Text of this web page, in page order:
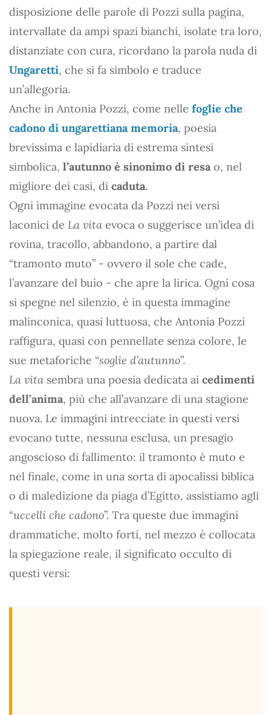
disposizione delle parole di Pozzi sulla pagina,
intervallate da ampi spazi bianchi, isolate tra loro,
distanziate con cura, ricordano la parola nuda di
Ungaretti, che si fa simbolo e traduce
un’allegoria.
Anche in Antonia Pozzi, come nelle foglie che
cadono di ungarettiana memoria, poesia
brevissima e lapidiaria di estrema sintesi
simbolica, l’autunno è sinonimo di resa o, nel
migliore dei casi, di caduta.
Ogni immagine evocata da Pozzi nei versi
laconici de La vita evoca o suggerisce un’idea di
rovina, tracollo, abbandono, a partire dal
“tramonto muto” - ovvero il sole che cade,
l’avanzare del buio - che apre la lirica. Ogni cosa
si spegne nel silenzio, è in questa immagine
malinconica, quasi luttuosa, che Antonia Pozzi
raffigura, quasi con pennellate senza colore, le
sue metaforiche “soglie d’autunno”.
La vita sembra una poesia dedicata ai cedimenti
dell’anima, più che all’avanzare di una stagione
nuova. Le immagini intrecciate in questi versi
evocano tutte, nessuna esclusa, un presagio
angoscioso di fallimento: il tramonto è muto e
nel finale, come in una sorta di apocalissi biblica
o di maledizione da piaga d’Egitto, assistiamo agli
“uccelli che cadono”. Tra queste due immagini
drammatiche, molto forti, nel mezzo è collocata
la spiegazione reale, il significato occulto di
questi versi: